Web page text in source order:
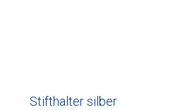
Stifthalter silber